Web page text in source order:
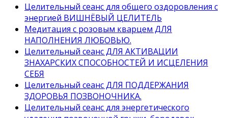
Целительный сеанс для общего оздоровления с
энергией ВИШНЁВЫЙ ЦЕЛИТЕЛЬ
Медитация с розовым кварцем ДЛЯ
НАПОЛНЕНИЯ ЛЮБОВЬЮ.
Целительный сеанс ДЛЯ АКТИВАЦИИ
ЗНАХАРСКИХ СПОСОБНОСТЕЙ И ИСЦЕЛЕНИЯ
СЕБЯ
Целительный сеанс ДЛЯ ПОДДЕРЖАНИЯ
ЗДОРОВЬЯ ПОЗВОНОЧНИКА.
Целительный сеанс для энергетического